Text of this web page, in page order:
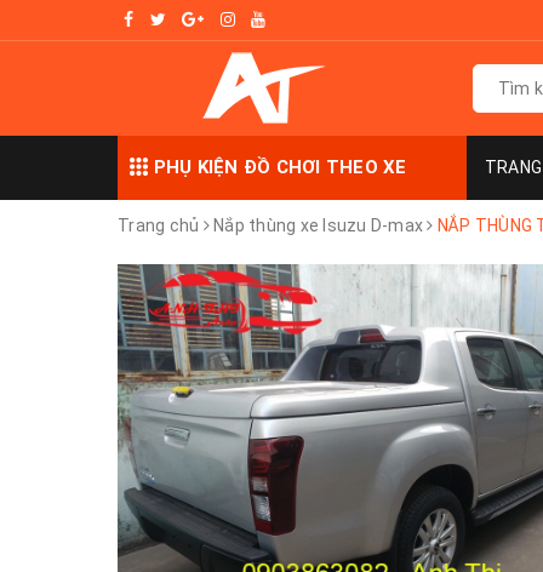
PHỤ KIỆN ĐỒ CHƠI THEO XE
Trang chủ Nắp thùng xe Isuzu D-max NẮP THÙNG